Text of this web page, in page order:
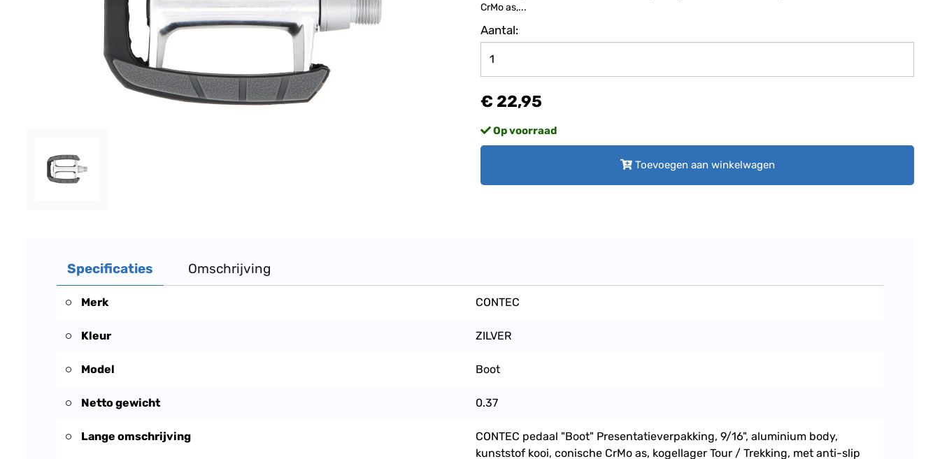
CrMo as,...
Aantal:
€ 22,95
Op voorraad
Toevoegen aan winkelwagen
Specificaties Omschrijving
Merk CONTEC
Kleur ZILVER
Model Boot
Netto gewicht 0.37
Lange omschrijving
CONTEC pedaal "Boot" Presentatieverpakking, 9/16", aluminium body,
kunststof kooi, conische CrMo as, kogellager Tour / Trekking, met anti-slip